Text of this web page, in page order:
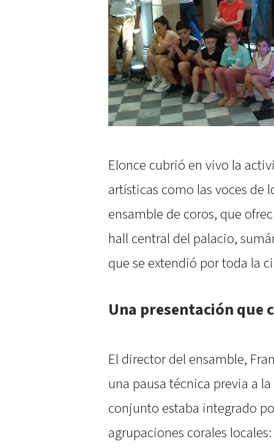
Elonce cubrió en vivo la
artísticas como las voces de
ensamble de coros, que
hall central del palacio,
que se extendió por toda la
Una presentación que
El director del ensamble,
una pausa técnica previa a
conjunto estaba integrado
agrupaciones corales